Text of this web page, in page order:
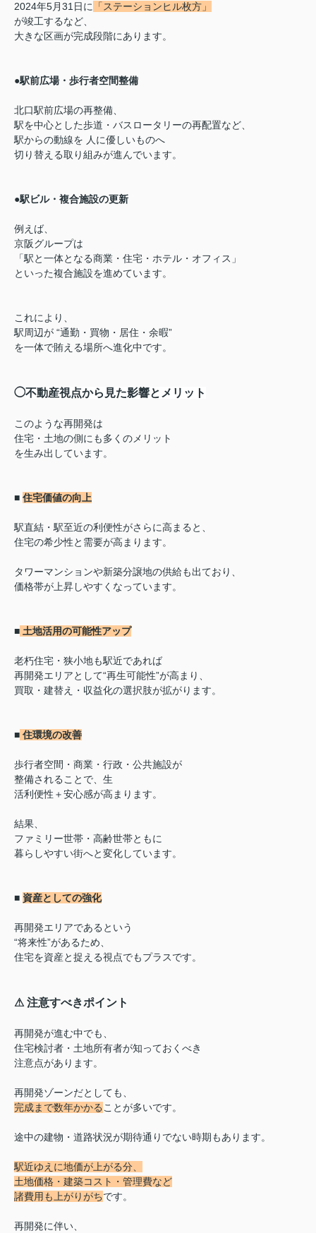
2024年5月31日に 「ステーションヒル枚方」
が竣工するなど、
大きな区画が完成段階にあります。
●駅前広場・歩行者空間整備
北口駅前広場の再整備、
駅を中心とした歩道・バスロータリーの再配置など、
駅からの動線を 人に優しいものへ
切り替える取り組みが進んでいます。
●駅ビル・複合施設の更新
例えば、
京阪グループは
「駅と一体となる商業・住宅・ホテル・オフィス」
といった複合施設を進めています。
これにより、
駅周辺が “通勤・買物・居住・余暇”
を一体で賄える場所へ進化中です。
◯不動産視点から見た影響とメリット
このような再開発は
住宅・土地の側にも多くのメリット
を生み出しています。
■ 住宅価値の向上
駅直結・駅至近の利便性がさらに高まると、
住宅の希少性と需要が高まります。
タワーマンションや新築分譲地の供給も出ており、
価格帯が上昇しやすくなっています。
■ 土地活用の可能性アップ
老朽住宅・狭小地も駅近であれば
再開発エリアとして“再生可能性”が高まり、
買取・建替え・収益化の選択肢が拡がります。
■ 住環境の改善
歩行者空間・商業・行政・公共施設が
整備されることで、生
活利便性＋安心感が高まります。
結果、
ファミリー世帯・高齢世帯ともに
暮らしやすい街へと変化しています。
■ 資産としての強化
再開発エリアであるという
“将来性”があるため、
住宅を資産と捉える視点でもプラスです。
⚠︎ 注意すべきポイント
再開発が進む中でも、
住宅検討者・土地所有者が知っておくべき
注意点があります。
再開発ゾーンだとしても、
完成まで数年かかることが多いです。
途中の建物・道路状況が期待通りでない時期もあります。
駅近ゆえに地価が上がる分、
土地価格・建築コスト・管理費など
諸費用も上がりがちです。
再開発に伴い、